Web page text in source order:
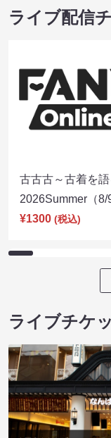
ライブ配信
古古古～古着を
2026Summer（
¥1300 (税込)
ライブチケ